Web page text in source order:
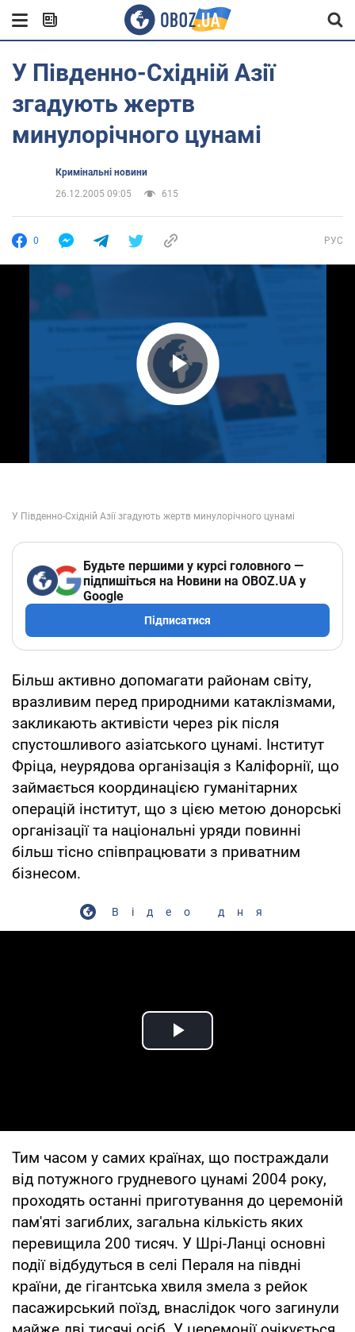
У Південно-Східній Азії
згадують жертв
минулорічного цунамі
Кримінальні новини
26.12.2005 09:05
615
0 РУС
Play Video
Будьте першими у курсі головного —
підпишіться на Новини на OBOZ.UA у
Google
Підписатися
Більш активно допомагати районам світу,
вразливим перед природними катаклізмами,
закликають активісти через рік після
спустошливого азіатського цунамі. Інститут
Фріца, неурядова організація з Каліфорнії, що
займається координацією гуманітарних
операцій інститут, що з цією метою донорські
організації та національні уряди повинні
більш тісно співпрацювати з приватним
бізнесом.
Відео дня
Play Video
Тим часом у самих країнах, що постраждали
від потужного грудневого цунамі 2004 року,
проходять останні приготування до церемоній
пам'яті загиблих, загальна кількість яких
перевищила 200 тисяч. У Шрі-Ланці основні
події відбудуться в селі Пераля на півдні
країни, де гігантська хвиля змела з рейок
пасажирський поїзд, внаслідок чого загинули